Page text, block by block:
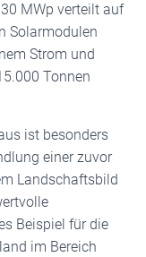
MWp verteilt auf
Solarmodulen
Strom und
Tonnen
ist besonders
einer zuvor
Landschaftsbild
Beispiel für die
im Bereich